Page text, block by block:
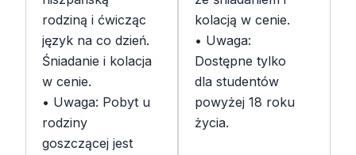
rodziną i ćwicząc
język na co dzień.
Śniadanie i kolacja
w cenie.
• Uwaga: Pobyt u
rodziny
goszczącej jest
kolacją w cenie.
• Uwaga:
Dostępne tylko
dla studentów
powyżej 18 roku
życia.